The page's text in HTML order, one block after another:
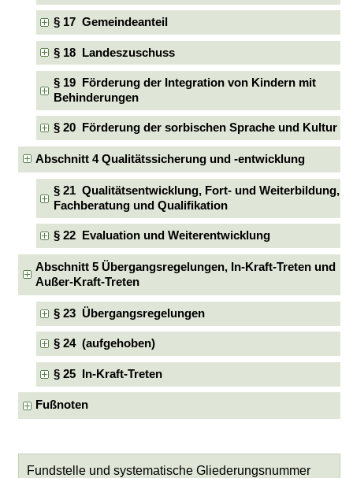
§ 17 Gemeindeanteil
§ 18 Landeszuschuss
§ 19 Förderung der Integration von Kindern mit
Behinderungen
§ 20 Förderung der sorbischen Sprache und Kultur
Abschnitt 4 Qualitätssicherung und -entwicklung
§ 21 Qualitätsentwicklung, Fort- und Weiterbildung,
Fachberatung und Qualifikation
§ 22 Evaluation und Weiterentwicklung
Abschnitt 5 Übergangsregelungen, In-Kraft-Treten und
Außer-Kraft-Treten
§ 23 Übergangsregelungen
§ 24 (aufgehoben)
§ 25 In-Kraft-Treten
Fußnoten
Fundstelle und systematische Gliederungsnummer